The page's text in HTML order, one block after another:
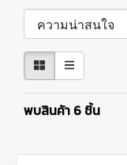
พบสินค้า 6 ชิ้น